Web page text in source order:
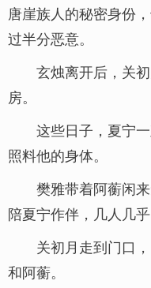
唐崖族人的秘密身份
过半分恶意。
玄烛离开后，关
房。
这些日子，夏宁
照料他的身体。
樊雅带着阿蘅闲
陪夏宁作伴，几人几乎
关初月走到门口
和阿蘅。